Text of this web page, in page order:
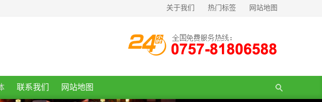
关于我们 热门标签 网站地图
联系我们 网站地图